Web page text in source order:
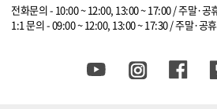
전화문의 - 10:00 ~ 12:00, 13:00 ~ 17:00 / 주말·공
1:1 문의 - 09:00 ~ 12:00, 13:00 ~ 17:30 / 주말·공